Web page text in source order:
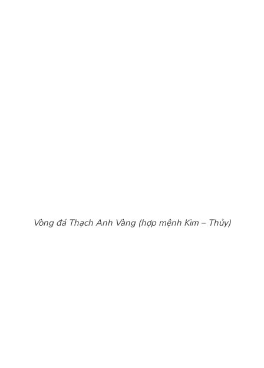
Vòng đá Thạch Anh Vàng (hợp mệnh Kim – Thủy)